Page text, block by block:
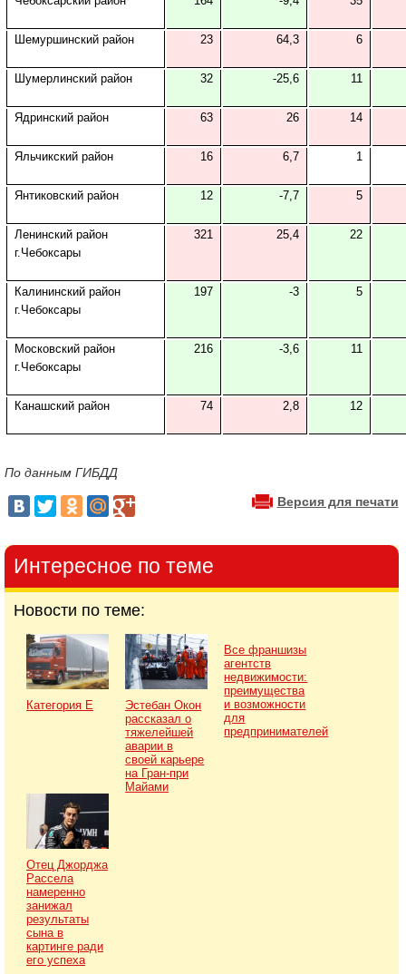
Шемуршинский район 23 64,3 6
Шумерлинский район 32 -25,6 11
Ядринский район 63 26 14
Яльчикский район 16 6,7 1
Янтиковский район 12 -7,7 5
Ленинский район
г.Чебоксары
321 25,4 22
Калининский район
г.Чебоксары
197 -3 5
Московский район
г.Чебоксары
216 -3,6 11
Канашский район 74 2,8 12
По данным ГИБДД
Версия для печати
Интересное по теме
Новости по теме:
Категория Е
Эстебан Окон
рассказал о
тяжелейшей
аварии в
своей карьере
на Гран-при
Майами
Все франшизы
агентств
недвижимости:
преимущества
и возможности
для
предпринимателей
Отец Джорджа
Рассела
намеренно
занижал
результаты
сына в
картинге ради
его успеха